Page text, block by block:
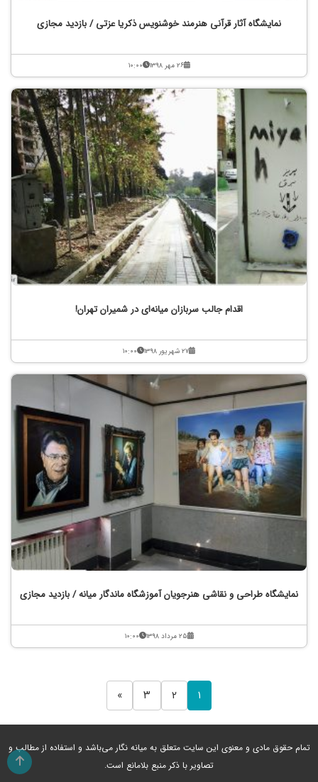
نمایشگاه آثار قرآنی هنرمند خوشنویس ذکریا عزتی / بازدید مجازی
۲۶ مهر ۱۳۹۸ ۱۰:۰۰
اقدام جالب سربازان میانه‌ای در شمیران تهران!
۲۷ شهریور ۱۳۹۸ ۱۰:۰۰
نمایشگاه طراحی و نقاشی هنرجویان آموزشگاه ماندگار میانه / بازدید مجازی
۲۵ مرداد ۱۳۹۸ ۱۰:۰۰
۱ ۲ ۳ »
تمام حقوق مادی و معنوی این سایت متعلق به میانه نگار می‌باشد و استفاده از مطالب و
تصاویر با ذکر منبع بلامانع است.